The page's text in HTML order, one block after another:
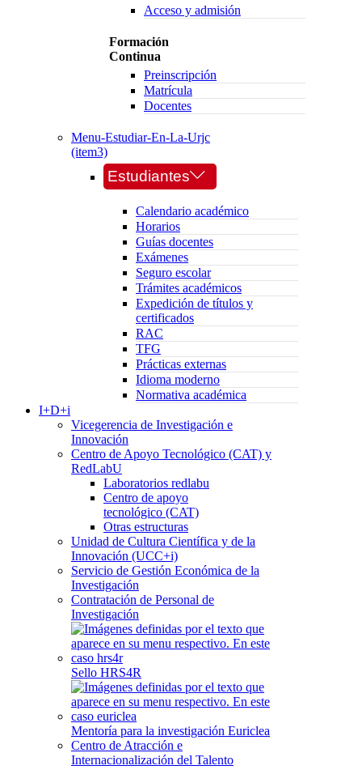
Acceso y admisión
Formación
Continua
Preinscripción
Matrícula
Docentes
Menu-Estudiar-En-La-Urjc
(item3)
Estudiantes
Calendario académico
Horarios
Guías docentes
Exámenes
Seguro escolar
Trámites académicos
Expedición de títulos y
certificados
RAC
TFG
Prácticas externas
Idioma moderno
Normativa académica
I+D+i
Vicegerencia de Investigación e
Innovación
Centro de Apoyo Tecnológico (CAT) y
RedLabU
Laboratorios redlabu
Centro de apoyo
tecnológico (CAT)
Otras estructuras
Unidad de Cultura Científica y de la
Innovación (UCC+i)
Servicio de Gestión Económica de la
Investigación
Contratación de Personal de
Investigación
Sello HRS4R
Mentoría para la investigación Euriclea
Centro de Atracción e
Internacionalización del Talento